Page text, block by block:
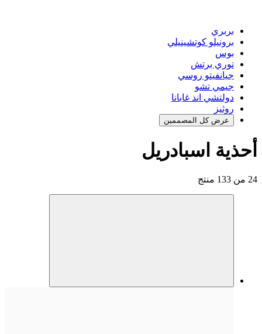
بربري
برونيلو كوتشينيلي
بوس
توري برتش
جيانفيتو روسي
جيمي تشو
دولتشي اند غابانا
روثيز
عرض كل المصممين
أحذية اسبادريل
24 من 133 منتج